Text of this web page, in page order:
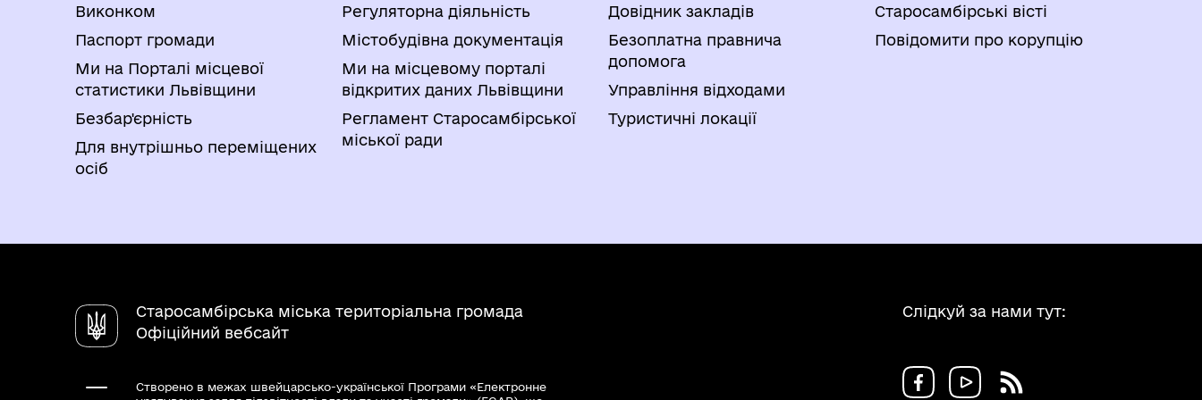
Виконком
Паспорт громади
Ми на Порталі місцевої
статистики Львівщини
Безбар'єрність
Для внутрішньо переміщених
осіб
Регуляторна діяльність
Містобудівна документація
Ми на місцевому порталі
відкритих даних Львівщини
Регламент Старосамбірської
міської ради
Довідник закладів
Безоплатна правнича
допомога
Управління відходами
Туристичні локації
Старосамбірські вісті
Повідомити про корупцію
Старосамбірська міська територіальна громада
Офіційний вебсайт
Створено в межах швейцарсько-української Програми «Електронне
Слідкуй за нами тут: